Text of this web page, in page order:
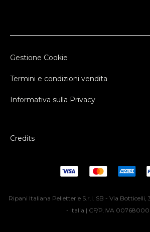
Gestione Cookie
Termini e condizioni vendita
Informativa sulla Privacy
Credits
Ripani Italiana Pelletterie S.r.l. SB - Via Botticelli,
- Italia | CF/P.IVA